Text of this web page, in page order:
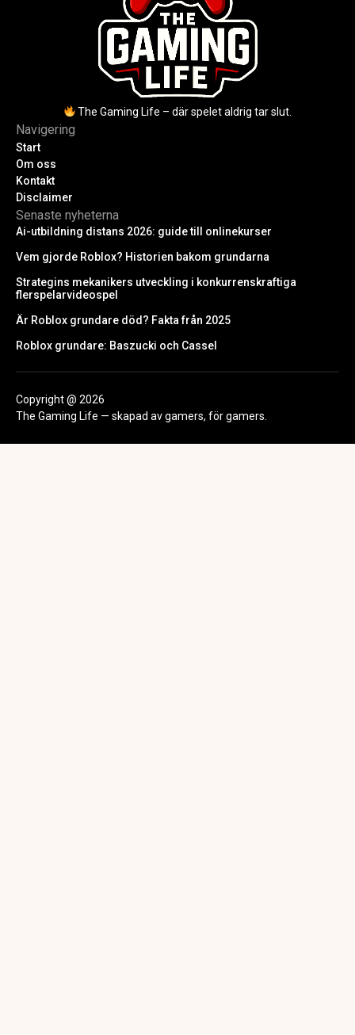
The Gaming Life – där spelet aldrig tar slut.
Navigering
Start
Om oss
Kontakt
Disclaimer
Senaste nyheterna
Ai-utbildning distans 2026: guide till onlinekurser
Vem gjorde Roblox? Historien bakom grundarna
Strategins mekanikers utveckling i konkurrenskraftiga
flerspelarvideospel
Är Roblox grundare död? Fakta från 2025
Roblox grundare: Baszucki och Cassel
Copyright @ 2026
The Gaming Life — skapad av gamers, för gamers.